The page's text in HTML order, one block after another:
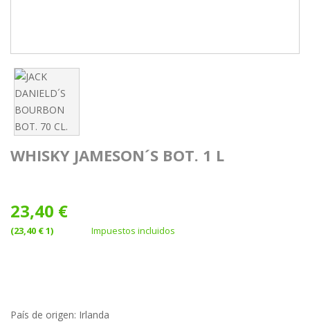
WHISKY JAMESON´S BOT. 1 L
23,40 €
(23,40 € 1) Impuestos incluidos
País de origen: Irlanda